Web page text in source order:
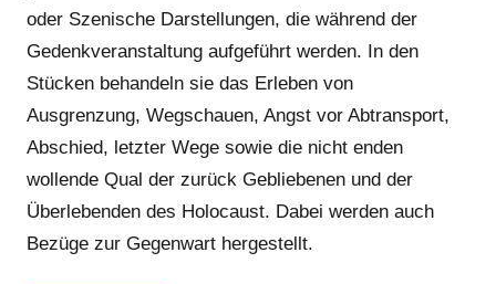
oder Szenische Darstellungen, die während der
Gedenkveranstaltung aufgeführt werden. In den
Stücken behandeln sie das Erleben von
Ausgrenzung, Wegschauen, Angst vor Abtransport,
Abschied, letzter Wege sowie die nicht enden
wollende Qual der zurück Gebliebenen und der
Überlebenden des Holocaust. Dabei werden auch
Bezüge zur Gegenwart hergestellt.